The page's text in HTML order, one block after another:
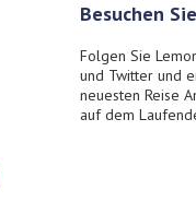
Besuchen
Folgen Sie
und Twitter und
neuesten Reise
auf dem